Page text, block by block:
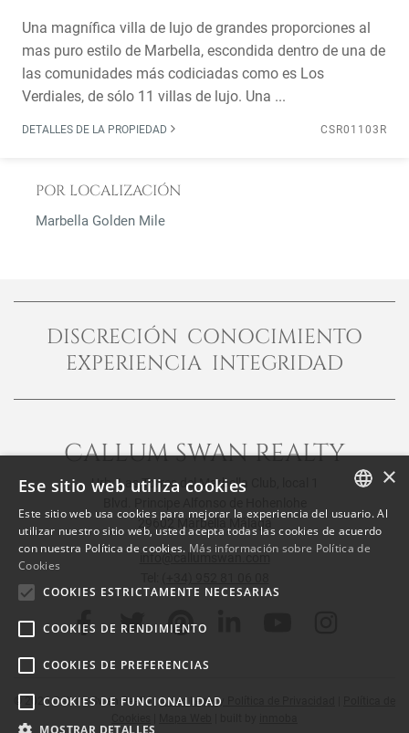
Una magnífica villa de lujo de grandes proporciones al
mas puro estilo de Marbella, escondida dentro de una de
las comunidades más codiciadas como es Los
Verdiales, de sólo 11 villas de lujo. Una ...
DETALLES DE LA PROPIEDAD CSR01103R
POR LOCALIZACIÓN
Marbella Golden Mile
DISCRECIÓN CONOCIMIENTO
EXPERIENCIA INTEGRIDAD
CALLUM SWAN REALTY
Urb. Las Torres del Marbella Club, local 1
29602 Marbella Málaga
© 2026Callum Swan Realty |Aviso Legal y Política de Privacidad
ENGLISH
SPANISH
×
Ese sitio web utiliza cookies
Este sitio web usa cookies para mejorar la experiencia del usuario. Al
utilizar nuestro sitio web, usted acepta todas las cookies de acuerdo
con nuestra Política de cookies. Más información sobre Política de
Cookies
COOKIES ESTRICTAMENTE NECESARIAS
COOKIES DE RENDIMIENTO
COOKIES DE PREFERENCIAS
COOKIES DE FUNCIONALIDAD
MOSTRAR DETALLES